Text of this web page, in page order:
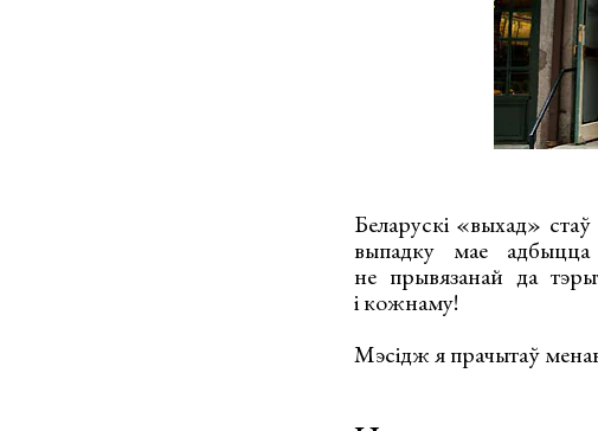
Беларускі «выхад»
выпадку мае
не прывязанай да
і кожнаму!
Мэсідж я прачытаў